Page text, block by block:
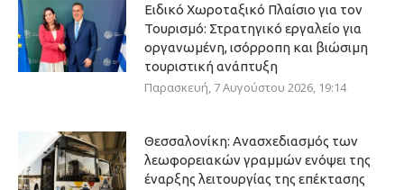
Ειδικό Χωροταξικό Πλαίσιο για τον
Τουρισμό: Στρατηγικό εργαλείο για
οργανωμένη, ισόρροπη και βιώσιμη
τουριστική ανάπτυξη
Παρασκευή, 7 Αυγούστου 2026, 19:14
Θεσσαλονίκη: Ανασχεδιασμός των
λεωφορειακών γραμμών ενόψει της
έναρξης λειτουργίας της επέκτασης